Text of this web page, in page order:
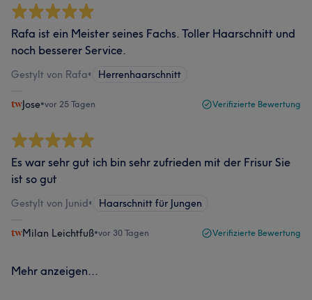
Rafa ist ein Meister seines Fachs. Toller Haarschnitt und
noch besserer Service.
Gestylt von Rafa• Herrenhaarschnitt
Jose•vor 25 Tagen Verifizierte Bewertung
Es war sehr gut ich bin sehr zufrieden mit der Frisur Sie
ist so gut
Gestylt von Junid• Haarschnitt für Jungen
Milan Leichtfuß•vor 30 Tagen Verifizierte Bewertung
Mehr anzeigen...